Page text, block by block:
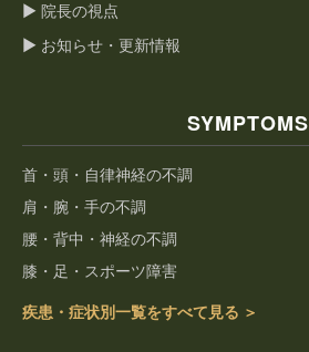
▶ 院長の視点
▶ お知らせ・更新情報
SYMPTOMS
首・頭・自律神経の不調
肩・腕・手の不調
腰・背中・神経の不調
膝・足・スポーツ障害
疾患・症状別一覧をすべて見る ＞